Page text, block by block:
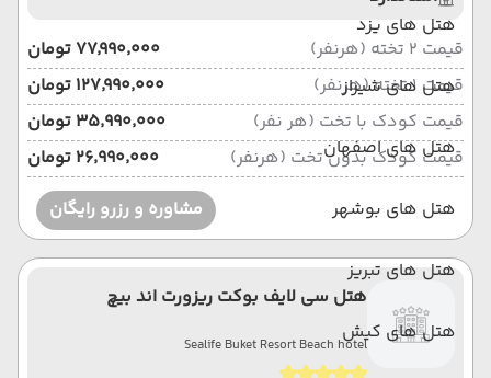
هتل های یزد
هتل های شیراز
هتل های اصفهان
هتل های بوشهر
هتل های تبریز
هتل های کیش
قیمت 2 تخته (هرنفر)
۷۷٬۹۹۰٬۰۰۰ تومان
قیمت 1 تخته (هرنفر)
۱۲۷٬۹۹۰٬۰۰۰ تومان
قیمت کودک با تخت (هر نفر)
۳۵٬۹۹۰٬۰۰۰ تومان
قیمت کودک بدون تخت (هرنفر)
۲۶٬۹۹۰٬۰۰۰ تومان
مشاوره و رزرو رایگان
هتل سی لایف بوکت ریزورت اند بیچ
Sealife Buket Resort Beach hotel